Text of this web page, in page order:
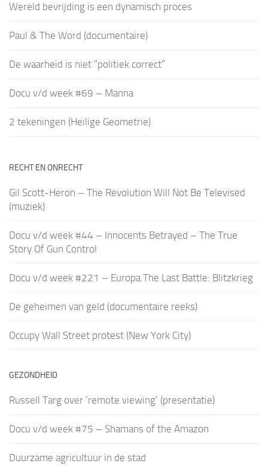
Wereld bevrijding is een dynamisch proces
Paul & The Word (documentaire)
De waarheid is niet “politiek correct”
Docu v/d week #69 – Manna
2 tekeningen (Heilige Geometrie)
RECHT EN ONRECHT
Gil Scott-Heron – The Revolution Will Not Be Televised
(muziek)
Docu v/d week #44 – Innocents Betrayed – The True
Story Of Gun Control
Docu v/d week #221 – Europa The Last Battle: Blitzkrieg
De geheimen van geld (documentaire reeks)
Occupy Wall Street protest (New York City)
GEZONDHEID
Russell Targ over ‘remote viewing’ (presentatie)
Docu v/d week #75 – Shamans of the Amazon
Duurzame agricultuur in de stad